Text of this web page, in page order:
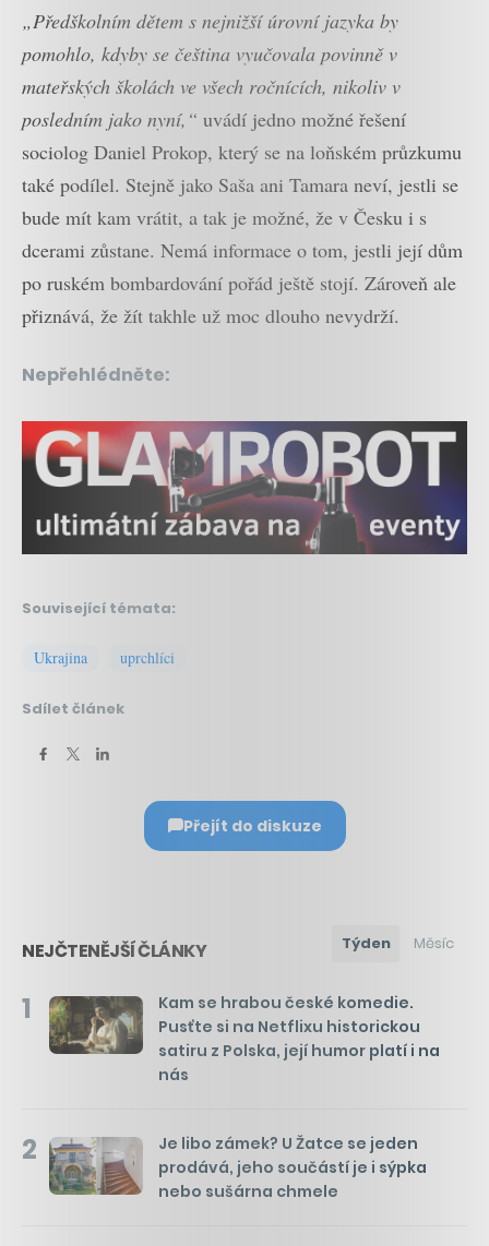
„Předškolním dětem s nejnižší úrovní jazyka by
pomohlo, kdyby se čeština vyučovala povinně v
mateřských školách ve všech ročnících, nikoliv v
posledním jako nyní,“ uvádí jedno možné řešení
sociolog Daniel Prokop, který se na loňském průzkumu
také podílel. Stejně jako Saša ani Tamara neví, jestli se
bude mít kam vrátit, a tak je možné, že v Česku i s
dcerami zůstane. Nemá informace o tom, jestli její dům
po ruském bombardování pořád ještě stojí. Zároveň ale
přiznává, že žít takhle už moc dlouho nevydrží.
Nepřehlédněte:
Související témata:
Ukrajina uprchlíci
Sdílet článek
Přejít do diskuze
NEJČTENĚJŠÍ ČLÁNKY Týden Měsíc
1
Kam se hrabou české komedie.
Pusťte si na Netflixu historickou
satiru z Polska, její humor platí i na
nás
2
Je libo zámek? U Žatce se jeden
prodává, jeho součástí je i sýpka
nebo sušárna chmele